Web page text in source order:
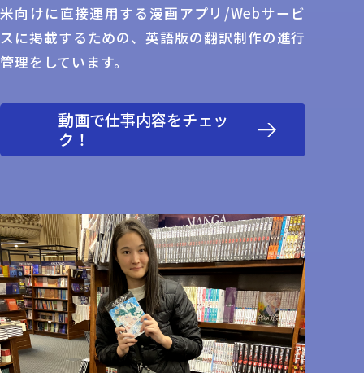
米向けに直接運用する漫画アプリ/Webサービ
スに掲載するための、英語版の翻訳制作の進行
管理をしています。
動画で仕事内容をチェッ
ク！